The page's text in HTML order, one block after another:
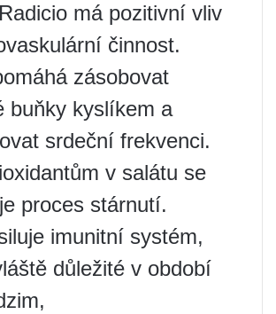
má pozitivní vliv
činnost.
zásobovat
buňky kyslíkem a
srdeční frekvenci.
v salátu se
proces stárnutí.
imunitní systém,
důležité v období